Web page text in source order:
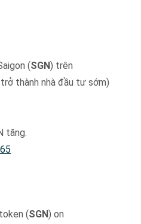
(SGN) trên
thành nhà đầu tư sớm)
tăng.
(SGN) on